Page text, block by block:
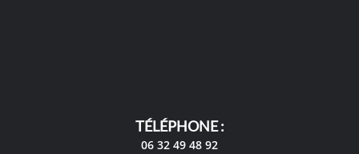
TÉLÉPHONE :
06 32 49 48 92